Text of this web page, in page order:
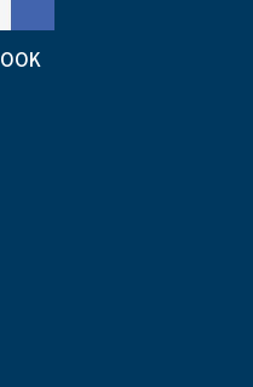
書匾、對張掛。」並
一新。」乾隆皇帝當
，經多地輾轉送達朝
祖為維護台灣的安定
賜予「惠應波恬」、